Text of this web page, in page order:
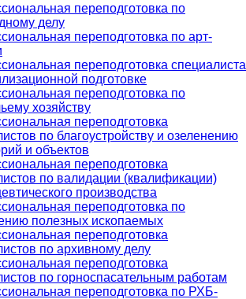
переподготовка по
делу
переподготовка по арт-
переподготовка специалиста
подготовке
переподготовка по
хозяйству
переподготовка
по благоустройству и озеленению
и объектов
переподготовка
по валидации (квалификации)
производства
переподготовка по
полезных ископаемых
переподготовка
по архивному делу
переподготовка
по горноспасательным работам
переподготовка по РХБ-